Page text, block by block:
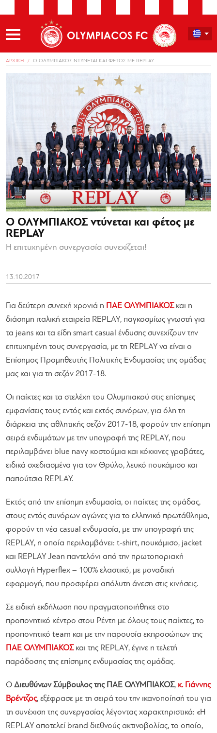
ΑΡΧΙΚΗ Ο ΟΛΥΜΠΙΑΚΟΣ ΝΤΥΝΕΤΑΙ ΚΑΙ ΦΕΤΟΣ ΜΕ REPLAY
Ο ΟΛΥΜΠΙΑΚΟΣ ντύνεται και φέτος με
REPLAY
Η επιτυχημένη συνεργασία συνεχίζεται!
13.10.2017
Για δεύτερη συνεχή χρονιά η ΠΑΕ ΟΛΥΜΠΙΑΚΟΣκαι η
διάσημη ιταλική εταιρεία REPLAY, παγκοσμίως γνωστή για
τα jeans και τα είδη smart casual ένδυσης συνεχίζουν την
επιτυχημένη τους συνεργασία, με τη REPLAY να είναι ο
Επίσημος Προμηθευτής Πολιτικής Ενδυμασίας της ομάδας
μας και για τη σεζόν 2017-18.
Οι παίκτες και τα στελέχη του Ολυμπιακού στις επίσημες
εμφανίσεις τους εντός και εκτός συνόρων, για όλη τη
διάρκεια της αθλητικής σεζόν 2017-18, φορούν την επίσημη
σειρά ενδυμάτων με την υπογραφή της REPLAY, που
περιλαμβάνει blue navy κοστούμια και κόκκινες γραβάτες,
ειδικά σχεδιασμένα για τον Θρύλο, λευκό πουκάμισο και
παπούτσια REPLAY.
Εκτός από την επίσημη ενδυμασία, οι παίκτες της ομάδας,
στους εντός συνόρων αγώνες για το ελληνικό πρωτάθλημα,
φορούν τη νέα casual ενδυμασία, με την υπογραφή της
REPLAY, η οποία περιλαμβάνει: t-shirt, πουκάμισο, jacket
και REPLAY Jean παντελόνι από την πρωτοποριακή
συλλογή Hyperflex – 100% ελαστικό, με μοναδική
εφαρμογή, που προσφέρει απόλυτη άνεση στις κινήσεις.
Σε ειδική εκδήλωση που πραγματοποιήθηκε στο
προπονητικό κέντρο στου Ρέντη με όλους τους παίκτες, το
προπονητικό team και με την παρουσία εκπροσώπων της
ΠΑΕ ΟΛΥΜΠΙΑΚΟΣκαι της REPLAY, έγινε η τελετή
παράδοσης της επίσημης ενδυμασίας της ομάδας.
Ο Διευθύνων Σύμβουλος της ΠΑΕ ΟΛΥΜΠΙΑΚΟΣ, κ. Γιάννης
Βρέντζος, εξέφρασε με τη σειρά του την ικανοποίησή του για
τη συνέχιση της συνεργασίας λέγοντας χαρακτηριστικά: «Η
REPLAY αποτελεί brand διεθνούς ακτινοβολίας, το οποίο,